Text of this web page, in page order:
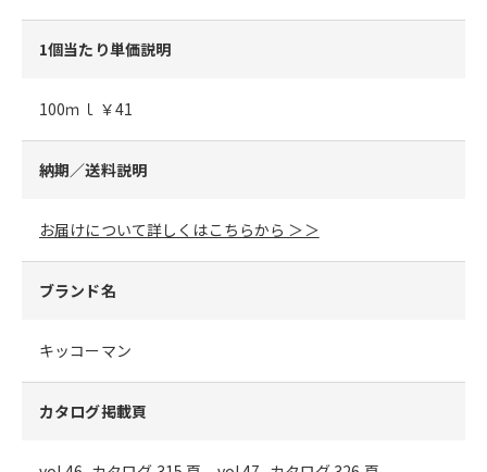
1個当たり単価説明
100ｍｌ ￥41
納期／送料説明
お届けについて詳しくはこちらから ＞＞
ブランド名
キッコーマン
カタログ掲載頁